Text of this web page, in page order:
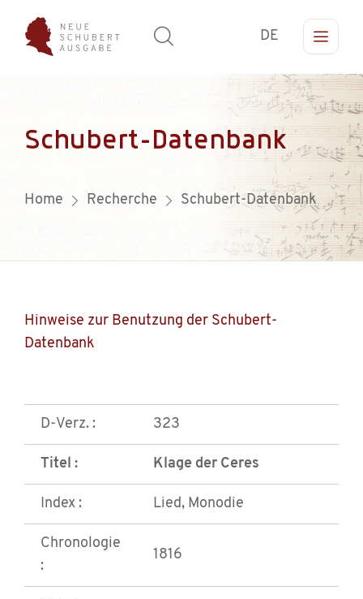
DE
Schubert-Datenbank
Home Recherche Schubert-Datenbank
Hinweise zur Benutzung der Schubert-
Datenbank
D-Verz. : 323
Titel : Klage der Ceres
Index : Lied, Monodie
Chronologie
:
1816